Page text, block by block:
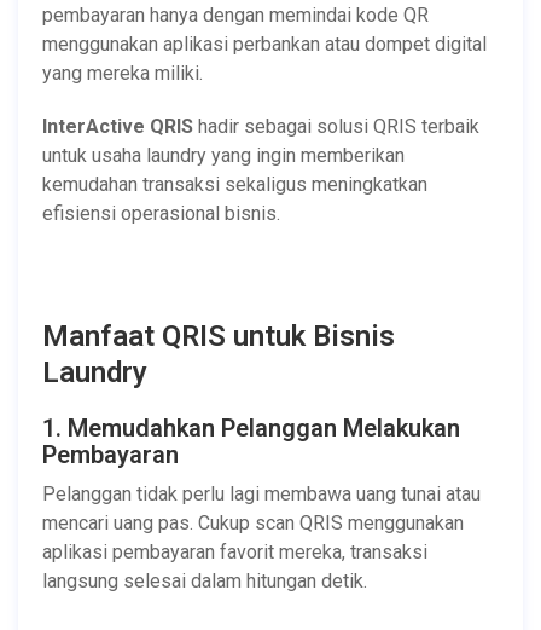
pembayaran hanya dengan memindai kode QR
menggunakan aplikasi perbankan atau dompet digital
yang mereka miliki.
InterActive QRIS hadir sebagai solusi QRIS terbaik
untuk usaha laundry yang ingin memberikan
kemudahan transaksi sekaligus meningkatkan
efisiensi operasional bisnis.
Manfaat QRIS untuk Bisnis
Laundry
1. Memudahkan Pelanggan Melakukan
Pembayaran
Pelanggan tidak perlu lagi membawa uang tunai atau
mencari uang pas. Cukup scan QRIS menggunakan
aplikasi pembayaran favorit mereka, transaksi
langsung selesai dalam hitungan detik.